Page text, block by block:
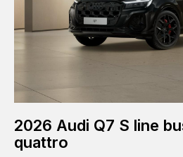
2026 Audi Q7 S line
quattro